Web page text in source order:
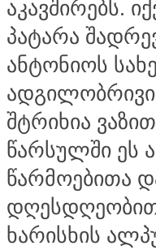
აკავშირებს.
პატარა
ანტონიოს
ადგილობრივი
შტრიხია
წარსულში ეს
წარმოებითა
ხარისხის